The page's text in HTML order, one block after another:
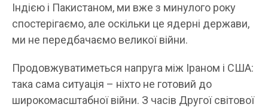
Індією і Пакистаном, ми вже з минулого року
спостерігаємо, але оскільки це ядерні держави,
ми не передбачаємо великої війни.
Продовжуватиметься напруга між Іраном і США:
така сама ситуація – ніхто не готовий до
широкомасштабної війни. З часів Другої світової